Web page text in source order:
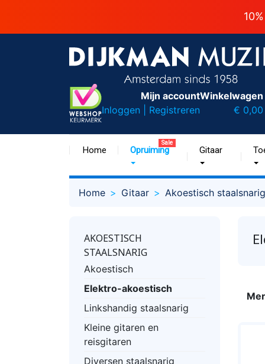
Mijn account
Inloggen | Registreren
Winkelwagen
€ 0,00
Home Opruiming
Sale
Gitaar
Home Gitaar Akoestisch staalsnarig
AKOESTISCH
STAALSNARIG
Akoestisch
Elektro-akoestisch
Linkshandig staalsnarig
Kleine gitaren en
reisgitaren
Diversen staalsnarig